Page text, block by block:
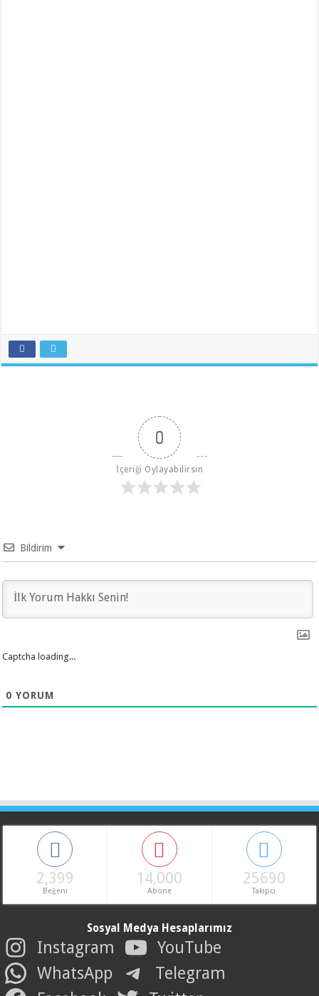
0
İçeriği Oylayabilirsin
Bildirim
Captcha loading...
0 YORUM
2,399
Beğeni
14,000
Abone
25690
Takipci
Sosyal Medya Hesaplarımız
Instagram
YouTube
WhatsApp
Telegram